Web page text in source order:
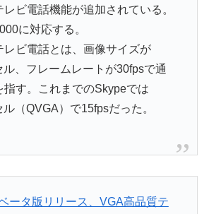
ビ電話機能が追加されている。
に対応する。
ビ電話とは、画像サイズが
、フレームレートが30fpsで通
指す。これまでのSkypeでは
（QVGA）で15fpsだった。
ータ版リリース、VGA高品質テ